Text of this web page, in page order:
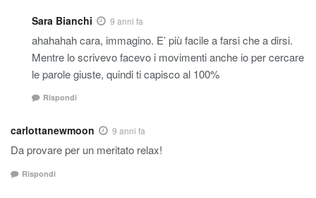
Sara Bianchi 9 anni fa
ahahahah cara, immagino. E’ più facile a farsi che a dirsi.
Mentre lo scrivevo facevo i movimenti anche io per cercare
le parole giuste, quindi ti capisco al 100%
Rispondi
carlottanewmoon 9 anni fa
Da provare per un meritato relax!
Rispondi